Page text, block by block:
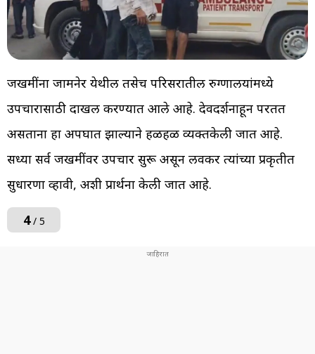
जखमींना जामनेर येथील तसेच परिसरातील रुग्णालयांमध्ये
उपचारासाठी दाखल करण्यात आले आहे. देवदर्शनाहून परतत
असताना हा अपघात झाल्याने हळहळ व्यक्तकेली जात आहे.
सध्या सर्व जखमींवर उपचार सुरू असून लवकर त्यांच्या प्रकृतीत
सुधारणा व्हावी, अशी प्रार्थना केली जात आहे.
4/ 5